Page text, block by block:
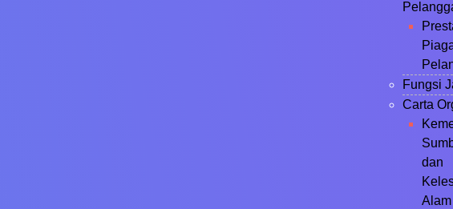
Fungsi
Carta
dan
Alam